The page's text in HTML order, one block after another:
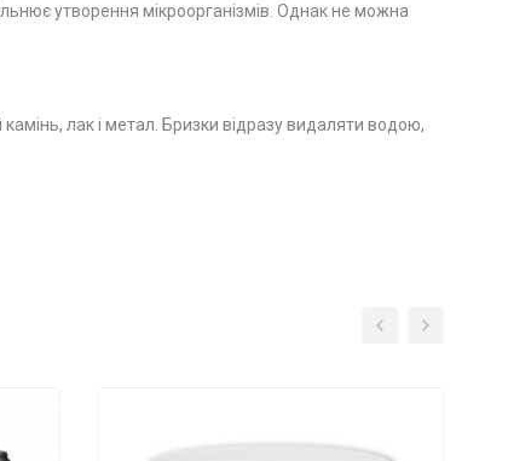
утворення мікроорганізмів. Однак не можна
лак і метал. Бризки відразу видаляти водою,